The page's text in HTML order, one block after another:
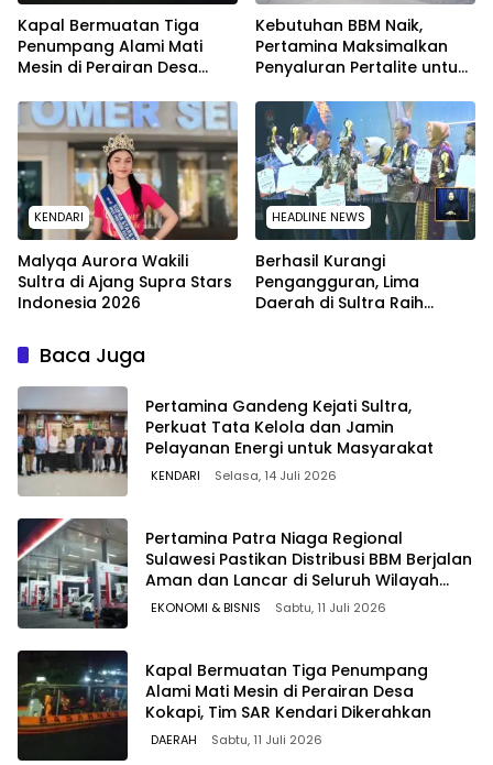
Kapal Bermuatan Tiga
Penumpang Alami Mati
Mesin di Perairan Desa
Dikerahkan
Kebutuhan BBM Naik,
Pertamina Maksimalkan
Penyaluran Pertalite untuk
KENDARI
Malyqa Aurora Wakili
Sultra di Ajang Supra Stars
Indonesia 2026
HEADLINE NEWS
Berhasil Kurangi
Pengangguran, Lima
Daerah di Sultra Raih
Baca Juga
Pertamina Gandeng Kejati Sultra,
Perkuat Tata Kelola dan Jamin
Pelayanan Energi untuk Masyarakat
KENDARI Selasa, 14 Juli 2026
Pertamina Patra Niaga Regional
Sulawesi Pastikan Distribusi BBM Berjalan
Aman dan Lancar di Seluruh Wilayah
Sulawesi
EKONOMI & BISNIS Sabtu, 11 Juli 2026
Kapal Bermuatan Tiga Penumpang
Alami Mati Mesin di Perairan Desa
Kokapi, Tim SAR Kendari Dikerahkan
DAERAH Sabtu, 11 Juli 2026